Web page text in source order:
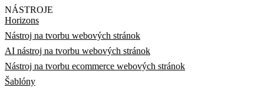
NÁSTROJE
Horizons
Nástroj na tvorbu webových stránok
AI nástroj na tvorbu webových stránok
Nástroj na tvorbu ecommerce webových stránok
Šablóny